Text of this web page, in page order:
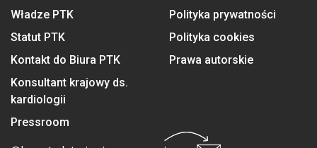
Władze PTK
Statut PTK
Kontakt do Biura PTK
Konsultant krajowy ds.
kardiologii
Pressroom
Polityka prywatności
Polityka cookies
Prawa autorskie